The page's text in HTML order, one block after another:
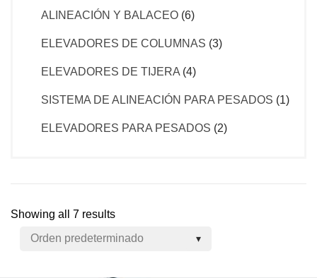
ALINEACIÓN Y BALACEO (6)
ELEVADORES DE COLUMNAS (3)
ELEVADORES DE TIJERA (4)
SISTEMA DE ALINEACIÓN PARA PESADOS (1)
ELEVADORES PARA PESADOS (2)
Showing all 7 results